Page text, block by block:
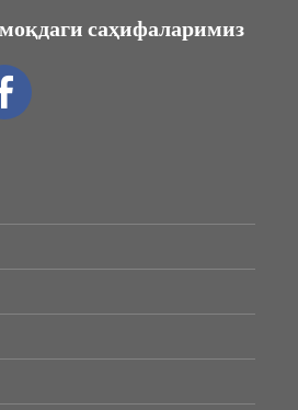
саҳифаларимиз